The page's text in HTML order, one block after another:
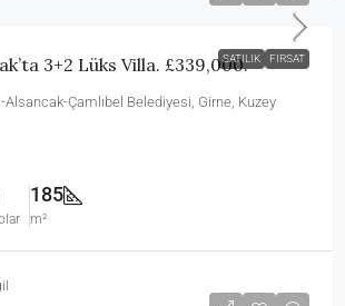
SATILIK FIRSAT
3+2 Lüks Villa. £339,000.
Çamlıbel Belediyesi, Girne, Kuzey
185
m²